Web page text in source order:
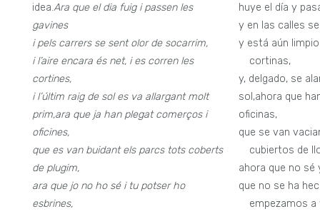
idea.Ara que el dia fuig i passen les
gavines
i pels carrers se sent olor de socarrim,
i l’aire encara és net, i es corren les
cortines,
i l’últim raig de sol es va allargant molt
prim,ara que ja han plegat comerços i
oficines,
que es van buidant els parcs tots coberts
de plugim,
ara que jo no ho sé i tu potser ho
esbrines,
huye el día y
y en las calles
y está aún
cortinas,
y, delgado, se
sol,ahora que
oficinas,
que se van
cubiertos de
ahora que no sé
que no se ha
empezamos a